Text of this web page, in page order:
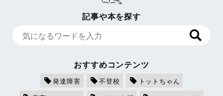
記事や本を探す
おすすめコンテンツ
発達障害 不登校
トットちゃん